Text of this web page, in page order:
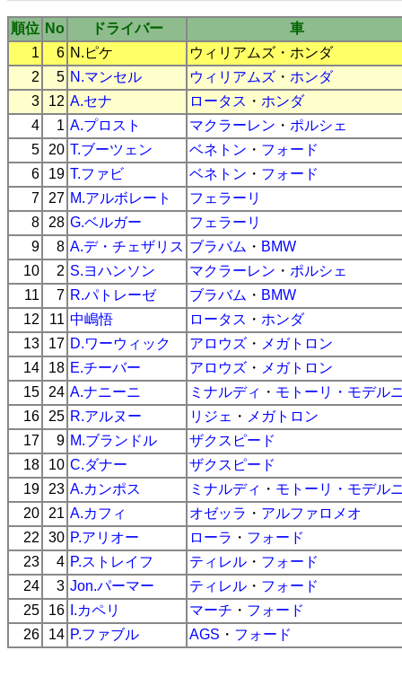
順位 No ドライバー
車
1
6 N.ピケ ウィリアムズ ・ ホンダ
2
5 N.マンセル ウィリアムズ ・ ホンダ
3
12 A.セナ ロータス ・ ホンダ
4
1 A.プロスト マクラーレン ・ ポルシェ
5
20 T.ブーツェン ベネトン ・ フォード
6
19 T.ファビ ベネトン ・ フォード
7
27 M.アルボレート
フェラーリ
8
28 G.ベルガー
フェラーリ
9
8 A.デ・チェザリス ブラバム ・ BMW
10
2 S.ヨハンソン マクラーレン ・ ポルシェ
11
7 R.パトレーゼ ブラバム ・ BMW
12
11 中嶋悟 ロータス ・ ホンダ
13
17 D.ワーウィック アロウズ ・ メガトロン
14
18 E.チーバー アロウズ ・ メガトロン
15
24 A.ナニーニ ミナルディ ・ モトーリ・モデル
16
25 R.アルヌー リジェ ・ メガトロン
17
9 M.ブランドル
ザクスピード
18
10 C.ダナー
ザクスピード
19
23 A.カンポス ミナルディ ・ モトーリ・モデル
20
21 A.カフィ オゼッラ ・ アルファロメオ
22
30 P.アリオー ローラ ・ フォード
23
4 P.ストレイフ ティレル ・ フォード
24
3 Jon.パーマー ティレル ・ フォード
25
16 I.カペリ マーチ ・ フォード
26
14 P.ファブル AGS ・ フォード